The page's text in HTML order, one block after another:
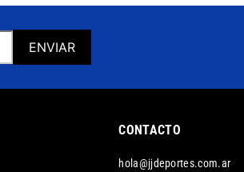
ENVIAR
CONTACTO
hola@jjdeportes.com.ar